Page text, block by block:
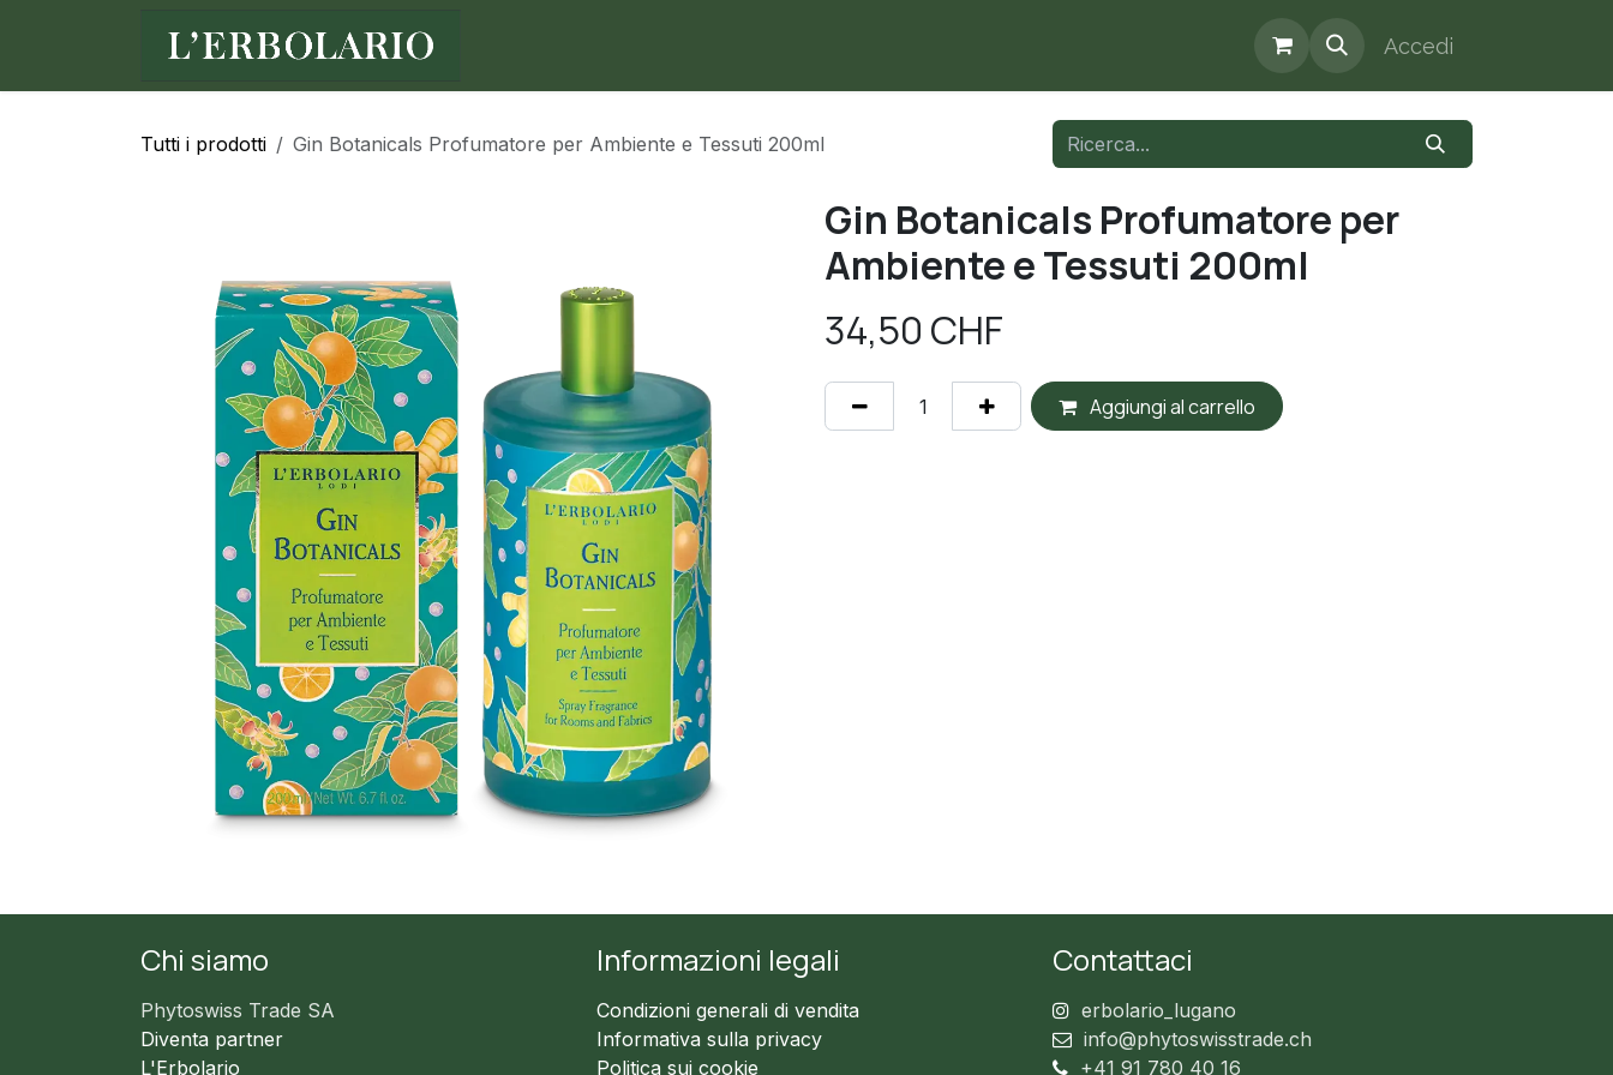
Accedi
Tutti i prodotti Gin Botanicals Profumatore per Ambiente e Tessuti 200ml
Gin Botanicals Profumatore per
Ambiente e Tessuti 200ml
34,50 CHF
Aggiungi al carrello
Chi siamo
Phytoswiss Trade SA
Diventa partner
L'Erbolario
Informazioni legali
Condizioni generali di vendita
Informativa sulla privacy
Politica sui cookie
Contattaci
erbolario_lugano
info@phytoswisstrade.ch
+41 91 780 40 16